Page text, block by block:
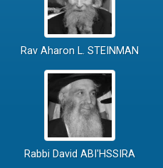
Rav Aharon L. STEINMAN
Rabbi David ABI'HSSIRA